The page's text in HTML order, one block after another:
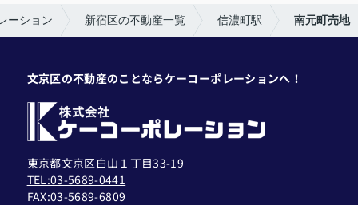
ーション 新宿区の不動産一覧 信濃町駅 南元町売地
文京区の不動産のことならケーコーポレーションへ！
東京都文京区白山１丁目33-19
TEL:03-5689-0441
FAX:03-5689-6809